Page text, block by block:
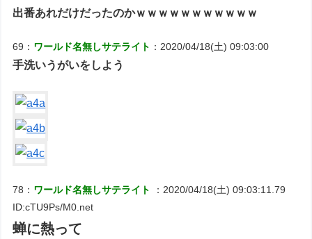
出番あれだけだったのかｗｗｗｗｗｗｗｗｗｗｗ
69： ワールド名無しサテライト ：2020/04/18(土) 09:03:00
手洗いうがいをしよう
78： ワールド名無しサテライト
：2020/04/18(土) 09:03:11.79
ID:cTU9Ps/M0.net
蝉に熱って